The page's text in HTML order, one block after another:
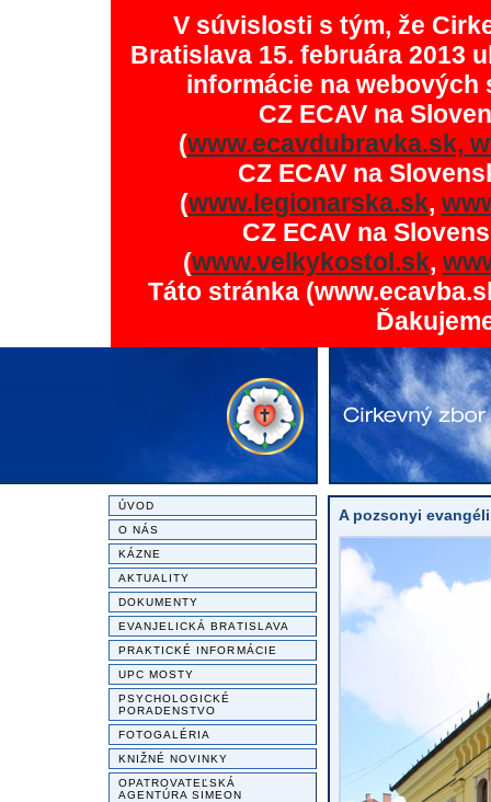
V súvislosti s tým, že
Bratislava 15. februára 2013
informácie na
CZ ECAV na
(www.ecavdubravka.sk,
CZ ECAV na
(www.legionarska.sk,
CZ ECAV na
(www.velkykostol.sk,
Táto stránka
ÚVOD
O NÁS
KÁZNE
AKTUALITY
DOKUMENTY
EVANJELICKÁ BRATISLAVA
PRAKTICKÉ INFORMÁCIE
UPC MOSTY
PSYCHOLOGICKÉ
PORADENSTVO
FOTOGALÉRIA
KNIŽNÉ NOVINKY
OPATROVATEĽSKÁ
AGENTÚRA SIMEON
A pozsonyi